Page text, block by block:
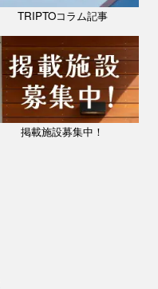
TRIPTOコラム記事
掲載施設募集中！